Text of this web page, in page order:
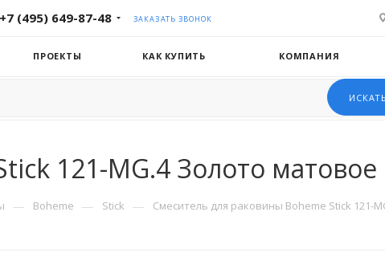
+7 (495) 649-87-48 ЗАКАЗАТЬ ЗВОНОК
ПРОЕКТЫ КАК КУПИТЬ КОМПАНИЯ
ИСКАТЬ
121-MG.4 Золото матовое
— Boheme — Stick — Смеситель для раковины Boheme Stick 121-